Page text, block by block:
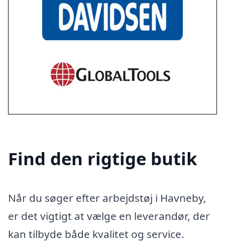
Find den rigtige butik
Når du søger efter arbejdstøj i Havneby,
er det vigtigt at vælge en leverandør, der
kan tilbyde både kvalitet og service.